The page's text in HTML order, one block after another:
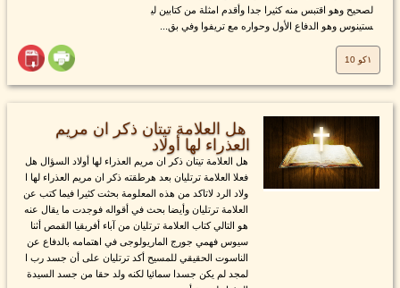
لصحيح وهو اقتبس منه كثيرا جدا وأقدم امثلة من كتابين لي
ستينوس وهو الدفاع الأول وحواره مع تريفوا وفي بق...
١كو 10
هل العلامة تيتان ذكر ان مريم
العذراء لها أولاد
هل العلامة تيتان ذكر ان مريم العذراء لها أولاد السؤال هل
فعلا العلامة ترتليان بعد هرطقته ذكر ان مريم العذراء لها ا
ولاد الرد لاتاكد من هذه المعلومة بحثت كثيرا فيما كتب عن
العلامة ترتليان وأيضا بحث في أقواله فوجدت ما يقال عنه
هو التالي كتاب العلامة ترتليان من آباء أفريقيا القمص أثنا
سيوس فهمي جورج الماريولوجى في اهتمامه بالدفاع عن
الناسوت الحقيقي للمسيح أكد ترتليان على أن جسد رب ا
لمجد لم يكن جسدا سمائيا لكنه ولد حقا من جسد السيدة